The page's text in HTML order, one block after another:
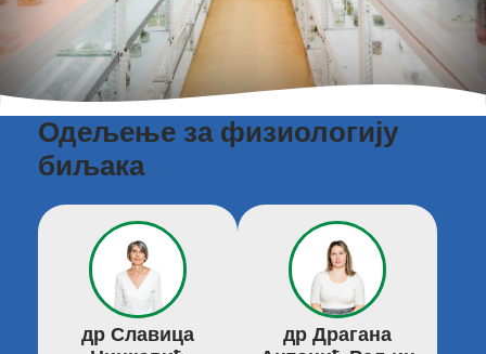
Одељење за физиологију
биљака
др Славица
др Драгана